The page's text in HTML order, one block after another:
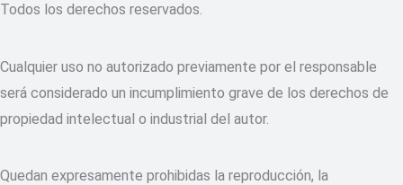
Todos los derechos reservados.
Cualquier uso no autorizado previamente por el responsable
será considerado un incumplimiento grave de los derechos de
propiedad intelectual o industrial del autor.
Quedan expresamente prohibidas la reproducción, la